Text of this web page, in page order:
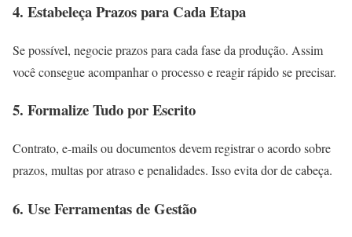
4. Estabeleça Prazos para Cada Etapa
Se possível, negocie prazos para cada fase da produção. Assim
você consegue acompanhar o processo e reagir rápido se precisar.
5. Formalize Tudo por Escrito
Contrato, e-mails ou documentos devem registrar o acordo sobre
prazos, multas por atraso e penalidades. Isso evita dor de cabeça.
6. Use Ferramentas de Gestão